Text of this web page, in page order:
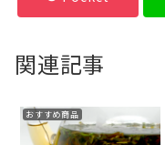
関連記事
おすすめ商品